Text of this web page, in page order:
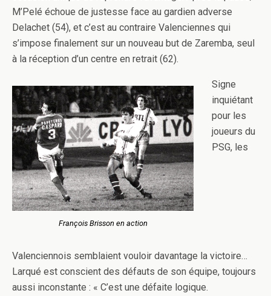
M’Pelé échoue de justesse face au gardien adverse
Delachet (54), et c’est au contraire Valenciennes qui
s’impose finalement sur un nouveau but de Zaremba, seul
à la réception d’un centre en retrait (62).
François Brisson en action
Signe
inquiétant
pour les
joueurs du
PSG, les
Valenciennois semblaient vouloir davantage la victoire…
Larqué est conscient des défauts de son équipe, toujours
aussi inconstante : « C’est une défaite logique.